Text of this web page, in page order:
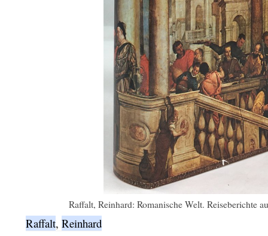
Raffalt, Reinhard: Romanische Welt. Reiseberichte
Raffalt, Reinhard